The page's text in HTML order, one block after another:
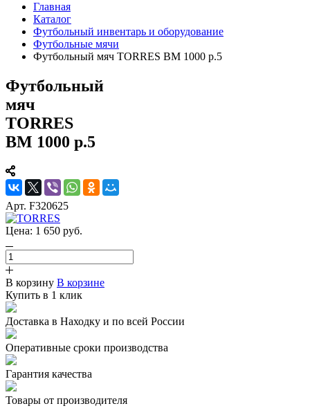
Главная
Каталог
Футбольный инвентарь и оборудование
Футбольные мячи
Футбольный мяч TORRES BM 1000 р.5
Футбольный
мяч
TORRES
BM 1000 р.5
Арт. F320625
Цена: 1 650 руб.
В корзину В корзине
Купить в 1 клик
Доставка в Находку и по всей России
Оперативные сроки производства
Гарантия качества
Товары от производителя